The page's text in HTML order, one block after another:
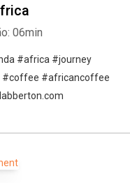
06min
#africa #journey
#coffee #africancoffee